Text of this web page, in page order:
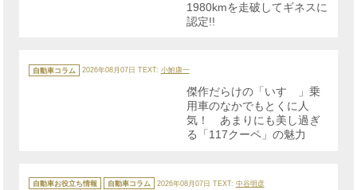
1980kmを走破してギネスに
認定!!
テ
ゴ
自動車コラム 2026年08月07日 TEXT: 小鮒康一
傑作だらけの「いすゞ」乗
用車のなかでもとくに人
気！ あまりにも美し過ぎ
る「117クーペ」の魅力
テ自動車お役立ち情報 自動車コラム 2026年08月07日 TEXT: 中谷明彦